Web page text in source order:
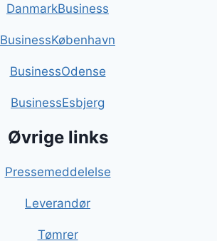
DanmarkBusiness
BusinessKøbenhavn
BusinessOdense
BusinessEsbjerg
Øvrige links
Pressemeddelelse
Leverandør
Tømrer